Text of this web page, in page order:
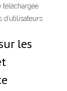
téléchargée
les